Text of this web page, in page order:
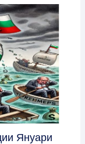
Януари